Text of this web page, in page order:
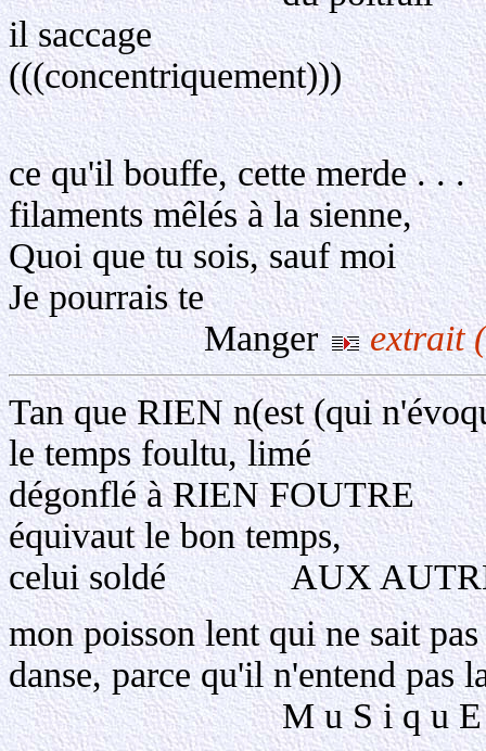
il saccage
(((concentriquement)))
ce qu'il bouffe, cette merde . . .
filaments mêlés à la sienne,
Quoi que tu sois, sauf moi
Je pourrais te
Manger
extrait
Tan que RIEN n(est (qui
le temps foultu, limé
dégonflé à RIEN FOUTRE
équivaut le bon temps,
celui soldé AUX
mon poisson lent qui ne sait
danse, parce qu'il n'entend pas
M u S i q u E !